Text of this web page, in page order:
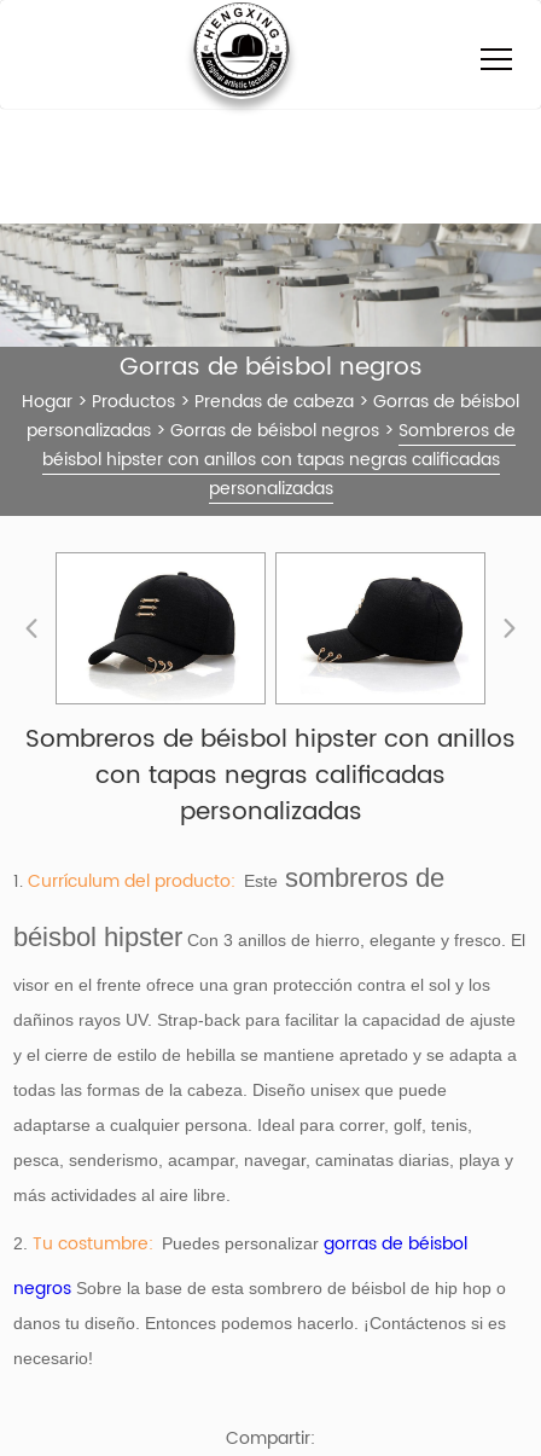
Gorras de béisbol negros
Hogar > Productos > Prendas de cabeza > Gorras de béisbol
personalizadas> Gorras de béisbol negros> Sombreros de
béisbol hipster con anillos con tapas negras calificadas
personalizadas
Sombreros de béisbol hipster con anillos
con tapas negras calificadas
personalizadas
1.Currículum del producto: Este sombreros de
béisbol hipster Con 3 anillos de hierro, elegante y fresco. El
visor en el frente ofrece una gran protección contra el sol y los
dañinos rayos UV. Strap-back para facilitar la capacidad de ajuste
y el cierre de estilo de hebilla se mantiene apretado y se adapta a
todas las formas de la cabeza. Diseño unisex que puede
adaptarse a cualquier persona. Ideal para correr, golf, tenis,
pesca, senderismo, acampar, navegar, caminatas diarias, playa y
más actividades al aire libre.
2.Tu costumbre: Puedes personalizargorras de béisbol
negros Sobre la base de esta sombrero de béisbol de hip hop o
danos tu diseño. Entonces podemos hacerlo. ¡Contáctenos si es
necesario!
Compartir: